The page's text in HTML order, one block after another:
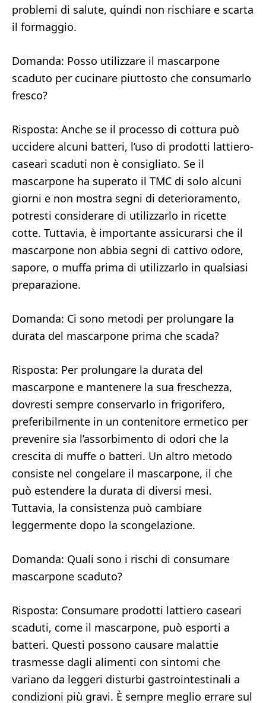
problemi di salute, quindi non rischiare e scarta
il formaggio.
Domanda: Posso utilizzare il mascarpone
scaduto per cucinare piuttosto che consumarlo
fresco?
Risposta: Anche se il processo di cottura può
uccidere alcuni batteri, l’uso di prodotti lattiero-
caseari scaduti non è consigliato. Se il
mascarpone ha superato il TMC di solo alcuni
giorni e non mostra segni di deterioramento,
potresti considerare di utilizzarlo in ricette
cotte. Tuttavia, è importante assicurarsi che il
mascarpone non abbia segni di cattivo odore,
sapore, o muffa prima di utilizzarlo in qualsiasi
preparazione.
Domanda: Ci sono metodi per prolungare la
durata del mascarpone prima che scada?
Risposta: Per prolungare la durata del
mascarpone e mantenere la sua freschezza,
dovresti sempre conservarlo in frigorifero,
preferibilmente in un contenitore ermetico per
prevenire sia l’assorbimento di odori che la
crescita di muffe o batteri. Un altro metodo
consiste nel congelare il mascarpone, il che
può estendere la durata di diversi mesi.
Tuttavia, la consistenza può cambiare
leggermente dopo la scongelazione.
Domanda: Quali sono i rischi di consumare
mascarpone scaduto?
Risposta: Consumare prodotti lattiero caseari
scaduti, come il mascarpone, può esporti a
batteri. Questi possono causare malattie
trasmesse dagli alimenti con sintomi che
variano da leggeri disturbi gastrointestinali a
condizioni più gravi. È sempre meglio errare sul